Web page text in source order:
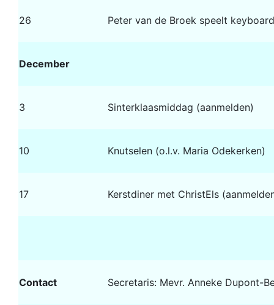
26 Peter van de Broek speelt keyboard
December
3 Sinterklaasmiddag (aanmelden)
10 Knutselen (o.l.v. Maria Odekerken)
17 Kerstdiner met ChristEls
Contact Secretaris: Mevr. Anneke Dupont-